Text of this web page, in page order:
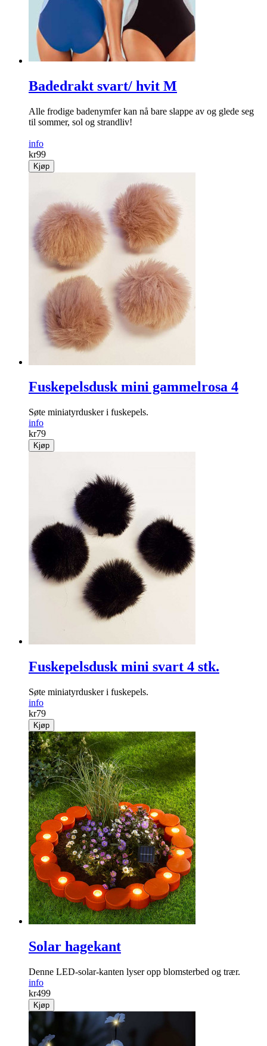
Badedrakt svart/ hvit M
Alle frodige badenymfer kan nå bare slappe av og glede seg
til sommer, sol og strandliv!
info
kr99
Kjøp
Fuskepelsdusk mini gammelrosa 4
Søte miniatyrdusker i fuskepels.
info
kr79
Kjøp
Fuskepelsdusk mini svart 4 stk.
Søte miniatyrdusker i fuskepels.
info
kr79
Kjøp
Solar hagekant
Denne LED-solar-kanten lyser opp blomster­bed og trær.
info
kr499
Kjøp